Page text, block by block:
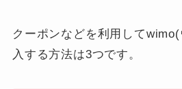
クーポンなどを利用して
入する方法は3つです。